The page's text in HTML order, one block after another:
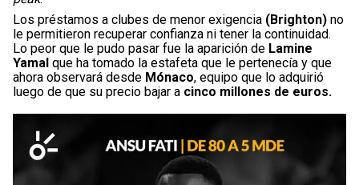
Los préstamos a clubes de menor exigencia (Brighton) no
le permitieron recuperar confianza ni tener la continuidad.
Lo peor que le pudo pasar fue la aparición de Lamine
Yamal que ha tomado la estafeta que le pertenecía y que
ahora observará desde Mónaco, equipo que lo adquirió
luego de que su precio bajar a cinco millones de euros.